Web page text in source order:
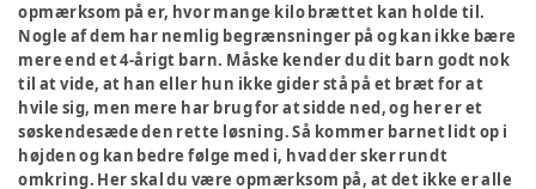
opmærksom på er, hvor mange kilo brættet kan holde til.
Nogle af dem har nemlig begrænsninger på og kan ikke bære
mere end et 4-årigt barn. Måske kender du dit barn godt nok
til at vide, at han eller hun ikke gider stå på et bræt for at
hvile sig, men mere har brug for at sidde ned, og her er et
søskendesæde den rette løsning. Så kommer barnet lidt op i
højden og kan bedre følge med i, hvad der sker rundt
omkring. Her skal du være opmærksom på, at det ikke er alle